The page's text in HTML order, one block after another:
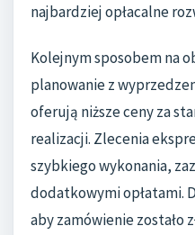
najbardziej opłacalne
Kolejnym sposobem na
planowanie z
oferują niższe ceny za
realizacji. Zlecenia
szybkiego wykonania,
dodatkowymi opłatami.
aby zamówienie zostało